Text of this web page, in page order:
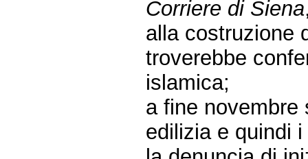
Corriere di Siena
alla costruzione
troverebbe
islamica;
a fine novembre
edilizia e quindi